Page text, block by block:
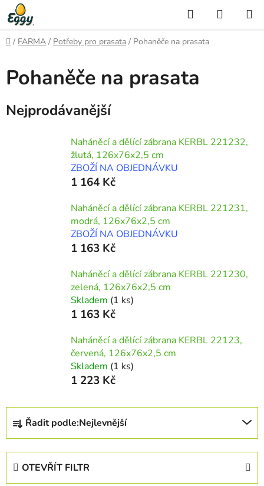
Přejít
na
obsah
Hledat
KOŠÍK
Domů
/ FARMA / Potřeby pro prasata / Pohaněče na prasata
Pohaněče na prasata
Nejprodávanější
Naháněcí a dělící zábrana KERBL 221232,
žlutá, 126x76x2,5 cm
ZBOŽÍ NA OBJEDNÁVKU
1 164 Kč
Naháněcí a dělící zábrana KERBL 221231,
modrá, 126x76x2,5 cm
ZBOŽÍ NA OBJEDNÁVKU
1 163 Kč
Naháněcí a dělící zábrana KERBL 221230,
zelená, 126x76x2,5 cm
Skladem (1 ks)
1 163 Kč
Naháněcí a dělící zábrana KERBL 22123,
červená, 126x76x2,5 cm
Skladem (1 ks)
1 223 Kč
Ř
z
Řadit podle:Nejlevnější
OTEVŘÍT FILTR